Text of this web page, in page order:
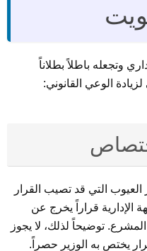
وتجعله باطلاً بطلاناً
الوعي القانوني:
التي قد تصيب القرار
الإدارية قراراً يخرج عن
المشرع. توضيحاً لذلك، لا يجوز
يختص به الوزير حصراً.